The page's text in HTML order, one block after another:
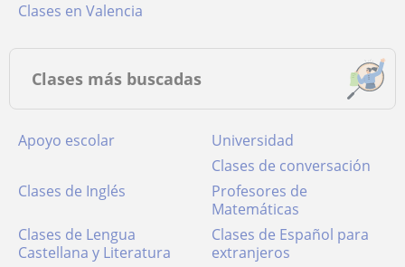
Clases en Valencia
Clases más buscadas
Apoyo escolar
Universidad
Clases de conversación
Clases de Inglés
Profesores de
Matemáticas
Clases de Lengua
Castellana y Literatura
Clases de Español para
extranjeros